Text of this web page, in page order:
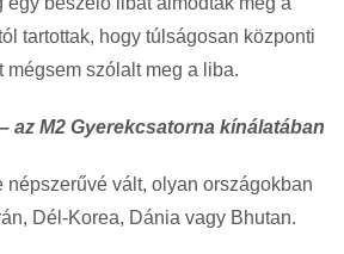
tartottak, hogy túlságosan központi
mégsem szólalt meg a liba.
az M2 Gyerekcsatorna kínálatában
népszerűvé vált, olyan országokban
Dél-Korea, Dánia vagy Bhutan.